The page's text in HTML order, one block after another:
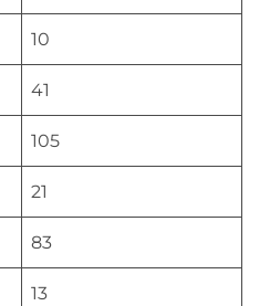
10
41
105
21
83
13